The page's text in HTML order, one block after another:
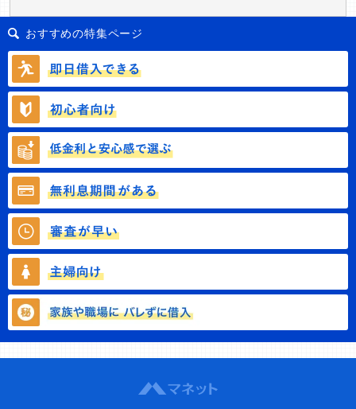
おすすめの特集ページ